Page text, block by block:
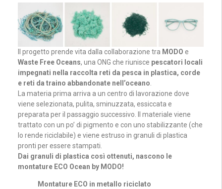
Il progetto prende vita dalla collaborazione tra MODO e
Waste Free Oceans, una ONG che riunisce pescatori locali
impegnati nella raccolta reti da pesca in plastica, corde
e reti da traino abbandonate nell’oceano
La materia prima arriva a un centro di lavorazione dove
viene selezionata, pulita, sminuzzata, essiccata e
preparata per il passaggio successivo. Il materiale viene
trattato con un po’ di pigmento e con uno stabilizzante (che
lo rende riciclabile) e viene estruso in granuli di plastica
pronti per essere stampati.
Dai granuli di plastica così ottenuti, nascono le
montature ECO Ocean by MODO!
Montature ECO in metallo riciclato